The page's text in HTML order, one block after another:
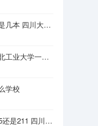
四川大学眉山校区是几本 四川大学锦江学院是几本？咋样？
西安工业大学和西北工业大学一样吗
学校
成都科技大学是985还是211 四川科技大学全国排名